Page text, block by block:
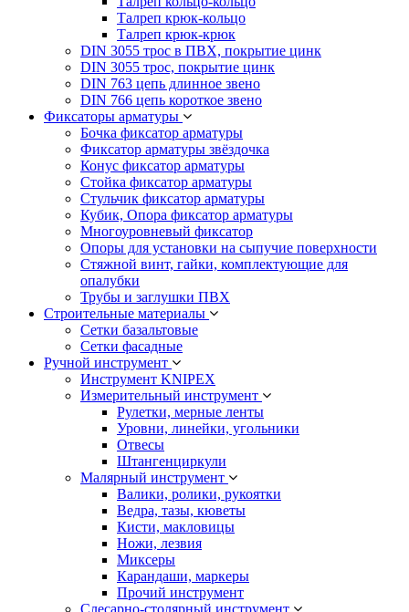
Талреп крюк-кольцо
Талреп крюк-крюк
DIN 3055 трос в ПВХ, покрытие цинк
DIN 3055 трос, покрытие цинк
DIN 763 цепь длинное звено
DIN 766 цепь короткое звено
Фиксаторы арматуры
Бочка фиксатор арматуры
Фиксатор арматуры звёздочка
Конус фиксатор арматуры
Стойка фиксатор арматуры
Стульчик фиксатор арматуры
Кубик, Опора фиксатор арматуры
Многоуровневый фиксатор
Опоры для установки на сыпучие поверхности
Стяжной винт, гайки, комплектующие для
опалубки
Трубы и заглушки ПВХ
Строительные материалы
Сетки базальтовые
Сетки фасадные
Ручной инструмент
Инструмент KNIPEX
Измерительный инструмент
Рулетки, мерные ленты
Уровни, линейки, угольники
Отвесы
Штангенциркули
Малярный инструмент
Валики, ролики, рукоятки
Ведра, тазы, кюветы
Кисти, макловицы
Ножи, лезвия
Миксеры
Карандаши, маркеры
Прочий инструмент